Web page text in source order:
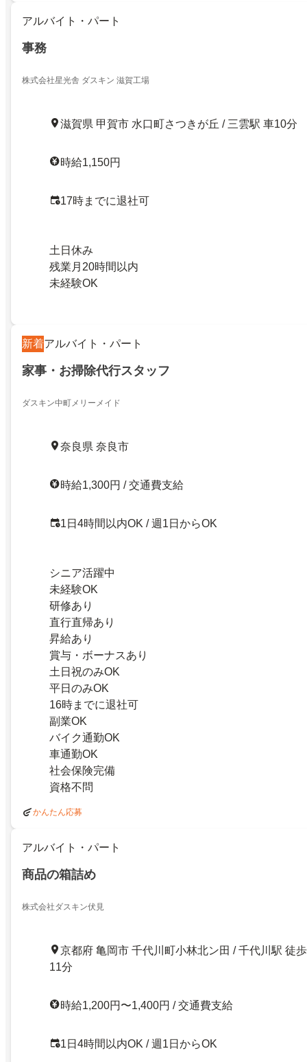
アルバイト・パート
事務
株式会社星光舎 ダスキン 滋賀工場
滋賀県 甲賀市 水口町さつきが丘 / 三雲駅 車10分
時給1,150円
17時までに退社可
土日休み
残業月20時間以内
未経験OK
新着アルバイト・パート
家事・お掃除代行スタッフ
ダスキン中町メリーメイド
奈良県 奈良市
時給1,300円 / 交通費支給
1日4時間以内OK / 週1日からOK
シニア活躍中
未経験OK
研修あり
直行直帰あり
昇給あり
賞与・ボーナスあり
土日祝のみOK
平日のみOK
16時までに退社可
副業OK
バイク通勤OK
車通勤OK
社会保険完備
資格不問
かんたん応募
アルバイト・パート
商品の箱詰め
株式会社ダスキン伏見
京都府 亀岡市 千代川町小林北ン田 / 千代川駅 徒歩
11分
時給1,200円〜1,400円 / 交通費支給
1日4時間以内OK / 週1日からOK